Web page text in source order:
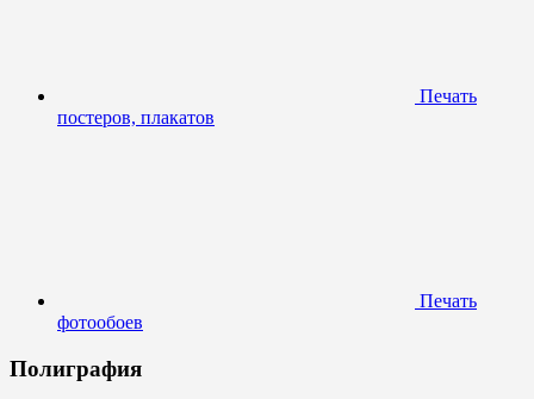
Печать
постеров, плакатов
Печать
фотообоев
Полиграфия